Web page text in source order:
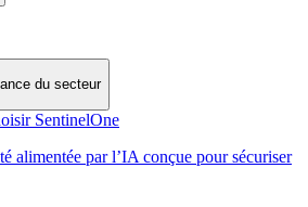
du secteur
SentinelOne
alimentée par l’IA conçue pour sécuriser